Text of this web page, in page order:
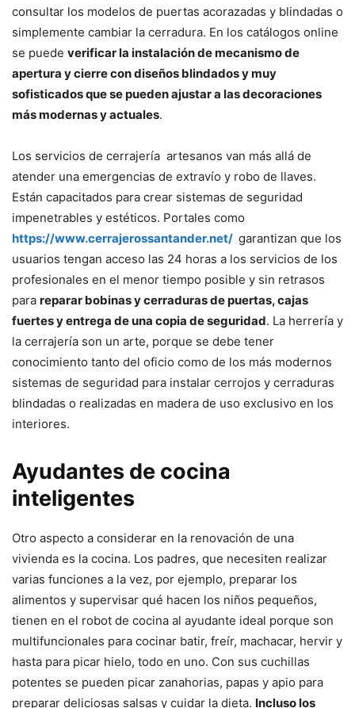
consultar los modelos de puertas acorazadas y blindadas o
simplemente cambiar la cerradura. En los catálogos online
se puede verificar la instalación de mecanismo de
apertura y cierre con diseños blindados y muy
sofisticados que se pueden ajustar a las decoraciones
más modernas y actuales.
Los servicios de cerrajería artesanos van más allá de
atender una emergencias de extravío y robo de llaves.
Están capacitados para crear sistemas de seguridad
impenetrables y estéticos. Portales como
https://www.cerrajerossantander.net/ garantizan que los
usuarios tengan acceso las 24 horas a los servicios de los
profesionales en el menor tiempo posible y sin retrasos
para reparar bobinas y cerraduras de puertas, cajas
fuertes y entrega de una copia de seguridad. La herrería y
la cerrajería son un arte, porque se debe tener
conocimiento tanto del oficio como de los más modernos
sistemas de seguridad para instalar cerrojos y cerraduras
blindadas o realizadas en madera de uso exclusivo en los
interiores.
Ayudantes de cocina
inteligentes
Otro aspecto a considerar en la renovación de una
vivienda es la cocina. Los padres, que necesiten realizar
varias funciones a la vez, por ejemplo, preparar los
alimentos y supervisar qué hacen los niños pequeños,
tienen en el robot de cocina al ayudante ideal porque son
multifuncionales para cocinar batir, freír, machacar, hervir y
hasta para picar hielo, todo en uno. Con sus cuchillas
potentes se pueden picar zanahorias, papas y apio para
preparar deliciosas salsas y cuidar la dieta. Incluso los